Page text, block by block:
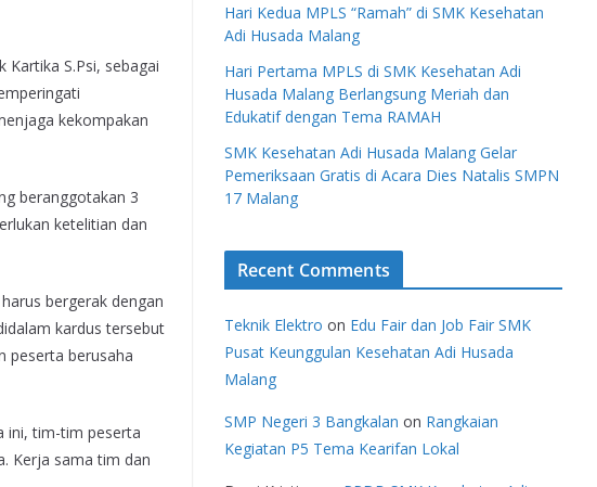
S.Psi, sebagai
kekompakan
beranggotakan 3
ketelitian dan
bergerak dengan
kardus tersebut
peserta berusaha
ini, tim-tim peserta
Kerja sama tim dan
Hari Kedua MPLS “Ramah” di SMK Kesehatan
Adi Husada Malang
Hari Pertama MPLS di SMK Kesehatan Adi
Husada Malang Berlangsung Meriah dan
Edukatif dengan Tema RAMAH
SMK Kesehatan Adi Husada Malang Gelar
Pemeriksaan Gratis di Acara Dies Natalis SMPN
17 Malang
Recent Comments
Teknik Elektro on Edu Fair dan Job Fair SMK
Pusat Keunggulan Kesehatan Adi Husada
Malang
SMP Negeri 3 Bangkalan on Rangkaian
Kegiatan P5 Tema Kearifan Lokal